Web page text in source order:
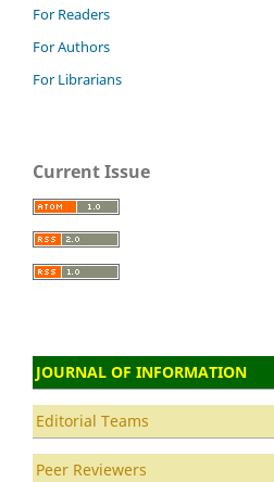
For Readers
For Authors
For Librarians
Current Issue
JOURNAL OF INFORMATION
Editorial Teams
Peer Reviewers